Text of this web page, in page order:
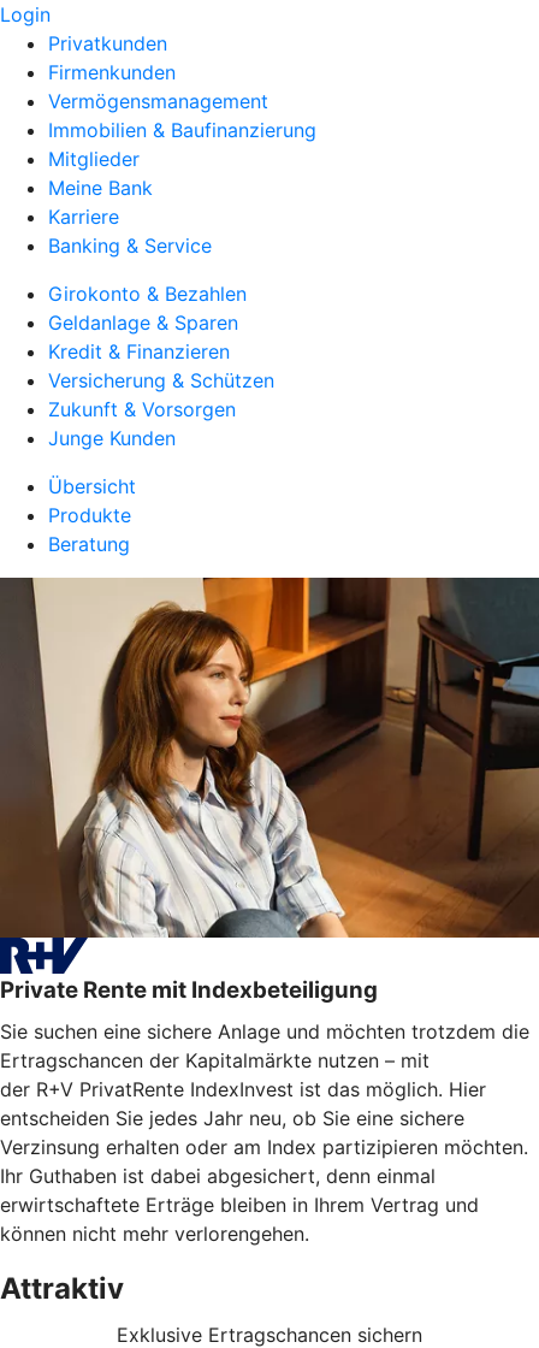
Login
Privatkunden
Firmenkunden
Vermögensmanagement
Immobilien & Baufinanzierung
Mitglieder
Meine Bank
Karriere
Banking & Service
Girokonto & Bezahlen
Geldanlage & Sparen
Kredit & Finanzieren
Versicherung & Schützen
Zukunft & Vorsorgen
Junge Kunden
Übersicht
Produkte
Beratung
Private Rente mit Indexbeteiligung
Sie suchen eine sichere Anlage und möchten trotzdem die
Ertragschancen der Kapitalmärkte nutzen – mit
der R+V PrivatRente IndexInvest ist das möglich. Hier
entscheiden Sie jedes Jahr neu, ob Sie eine sichere
Verzinsung erhalten oder am Index partizipieren möchten.
Ihr Guthaben ist dabei abgesichert, denn einmal
erwirtschaftete Erträge bleiben in Ihrem Vertrag und
können nicht mehr verlorengehen.
Attraktiv
Exklusive Ertragschancen sichern